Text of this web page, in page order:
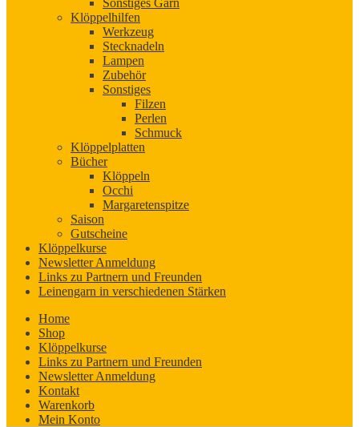
Sonstiges Garn
Klöppelhilfen
Werkzeug
Stecknadeln
Lampen
Zubehör
Sonstiges
Filzen
Perlen
Schmuck
Klöppelplatten
Bücher
Klöppeln
Occhi
Margaretenspitze
Saison
Gutscheine
Klöppelkurse
Newsletter Anmeldung
Links zu Partnern und Freunden
Leinengarn in verschiedenen Stärken
Home
Shop
Klöppelkurse
Links zu Partnern und Freunden
Newsletter Anmeldung
Kontakt
Warenkorb
Mein Konto